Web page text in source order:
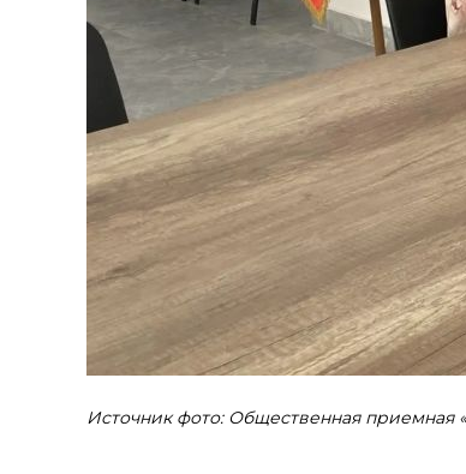
Источник фото: Общественная приемная